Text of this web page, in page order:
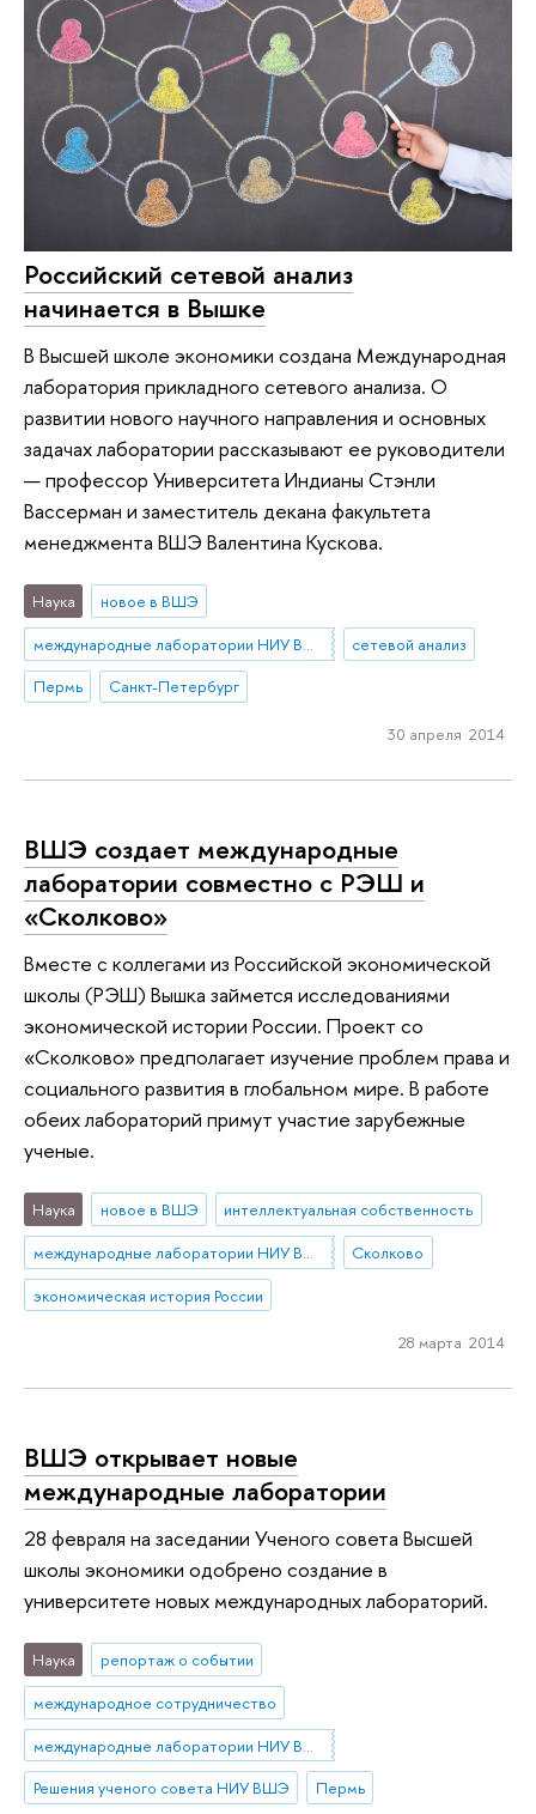
Российский сетевой анализ
начинается в Вышке
В Высшей школе экономики создана Международная
лаборатория прикладного сетевого анализа. О
развитии нового научного направления и основных
задачах лаборатории рассказывают ее руководители
— профессор Университета Индианы Стэнли
Вассерман и заместитель декана факультета
менеджмента ВШЭ Валентина Кускова.
Наука
новое в ВШЭ
международные лаборатории НИУ ВШЭ
сетевой анализ
Пермь
Санкт-Петербург
30 апреля 2014
ВШЭ создает международные
лаборатории совместно с РЭШ и
«Сколково»
Вместе с коллегами из Российской экономической
школы (РЭШ) Вышка займется исследованиями
экономической истории России. Проект со
«Сколково» предполагает изучение проблем права и
социального развития в глобальном мире. В работе
обеих лабораторий примут участие зарубежные
ученые.
Наука новое в ВШЭ
интеллектуальная собственность
международные лаборатории НИУ ВШЭ
Сколково
экономическая история России
28 марта 2014
ВШЭ открывает новые
международные лаборатории
28 февраля на заседании Ученого совета Высшей
школы экономики одобрено создание в
университете новых международных лабораторий.
Наука
репортаж о событии
международное сотрудничество
Решения ученого совета НИУ ВШЭ
Пермь